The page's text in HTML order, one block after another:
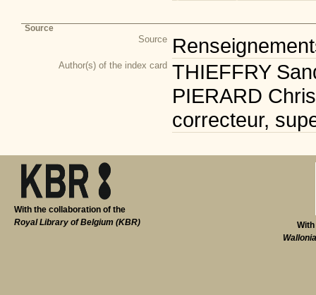
Source
Source
Author(s) of the index card THIEFFRY
PIERARD
correcteur,
With the collaboration of the
Royal Library of Belgium (KBR)